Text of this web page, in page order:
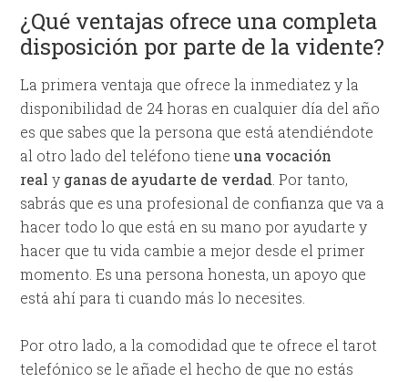
¿Qué ventajas ofrece una completa
disposición por parte de la vidente?
La primera ventaja que ofrece la inmediatez y la
disponibilidad de 24 horas en cualquier día del año
es que sabes que la persona que está atendiéndote
al otro lado del teléfono tieneuna vocación
real y ganas de ayudarte de verdad . Por tanto,
sabrás que es una profesional de confianza que va a
hacer todo lo que está en su mano por ayudarte y
hacer que tu vida cambie a mejor desde el primer
momento. Es una persona honesta, un apoyo que
está ahí para ti cuando más lo necesites.
Por otro lado, a la comodidad que te ofrece el tarot
telefónico se le añade el hecho de que no estás